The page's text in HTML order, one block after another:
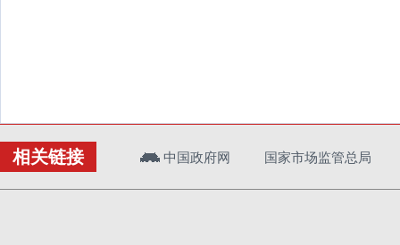
相关链接 中国政府网 国家市场监管总局